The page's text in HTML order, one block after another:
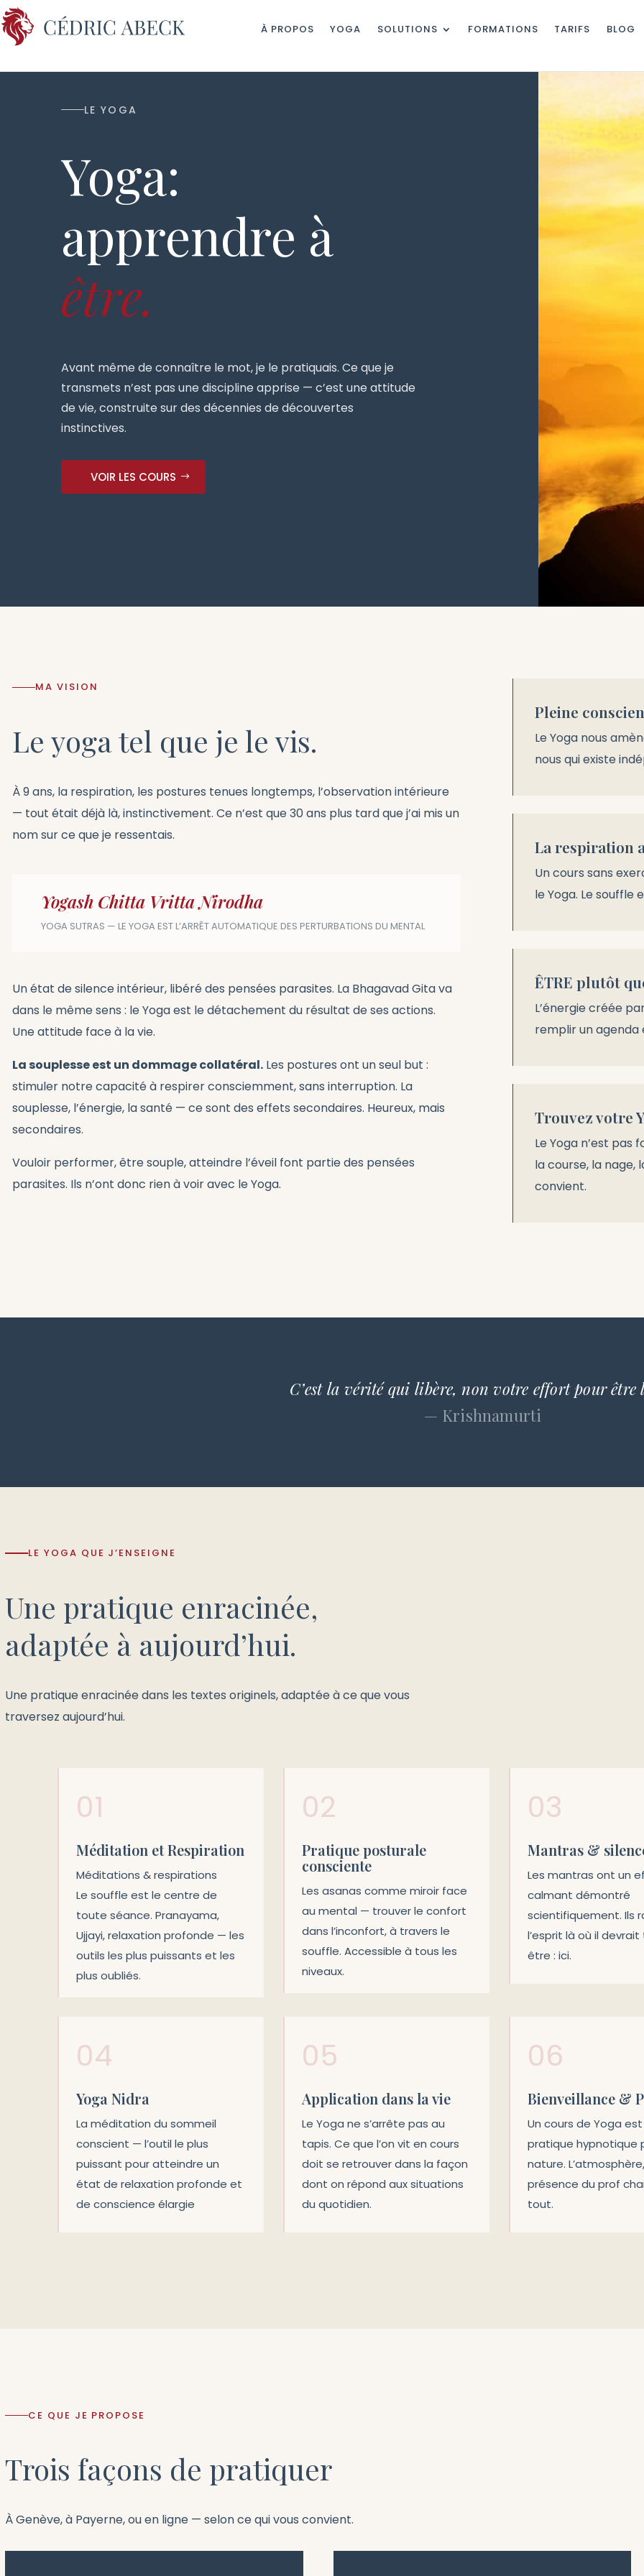
À PROPOS YOGA SOLUTIONS FORMATIONS TARIFS BLOG
LE YOGA
Yoga:
apprendre à
être.
Avant même de connaître le mot, je le pratiquais. Ce que je
transmets n’est pas une discipline apprise — c’est une attitude
de vie, construite sur des décennies de découvertes
instinctives.
VOIR LES COURS
MA VISION
Le yoga tel que je le vis.
À 9 ans, la respiration, les postures tenues longtemps, l’observation intérieure
— tout était déjà là, instinctivement. Ce n’est que 30 ans plus tard que j’ai mis un
nom sur ce que je ressentais.
Yogash Chitta Vritta Nirodha
YOGA SUTRAS — LE YOGA EST L’ARRÊT AUTOMATIQUE DES PERTURBATIONS DU MENTAL
Un état de silence intérieur, libéré des pensées parasites. La Bhagavad Gita va
dans le même sens : le Yoga est le détachement du résultat de ses actions.
Une attitude face à la vie.
La souplesse est un dommage collatéral. Les postures ont un seul but :
stimuler notre capacité à respirer consciemment, sans interruption. La
souplesse, l’énergie, la santé — ce sont des effets secondaires. Heureux, mais
secondaires.
Vouloir performer, être souple, atteindre l’éveil font partie des pensées
parasites. Ils n’ont donc rien à voir avec le Yoga.
Pleine
Le Yoga nous
nous qui existe
La respiration
Un cours sans
le Yoga. Le
ÊTRE plutôt
L’énergie créée
remplir un agenda
Trouvez votre
Le Yoga n’est
la course, la nage,
convient.
C’est la vérité qui libère, non votre effort pour être
— Krishnamurti
LE YOGA QUE J’ENSEIGNE
Une pratique enracinée,
adaptée à aujourd’hui.
Une pratique enracinée dans les textes originels, adaptée à ce que vous
traversez aujourd’hui.
01
Méditation et Respiration
Méditations & respirations
Le souffle est le centre de
toute séance. Pranayama,
Ujjayi, relaxation profonde — les
outils les plus puissants et les
plus oubliés.
02
Pratique posturale
consciente
Les asanas comme miroir face
au mental — trouver le confort
dans l’inconfort, à travers le
souffle. Accessible à tous les
niveaux.
03
Mantras &
Les mantras ont un
calmant démontré
scientifiquement. Ils
l’esprit là où il
être : ici.
04
Yoga Nidra
La méditation du sommeil
conscient — l’outil le plus
puissant pour atteindre un
état de relaxation profonde et
de conscience élargie
05
Application dans la vie
Le Yoga ne s’arrête pas au
tapis. Ce que l’on vit en cours
doit se retrouver dans la façon
dont on répond aux situations
du quotidien.
06
Bienveillance &
Un cours de Yoga
pratique hypnotique
nature.
présence du prof
tout.
CE QUE JE PROPOSE
Trois façons de pratiquer
À Genève, à Payerne, ou en ligne — selon ce qui vous convient.